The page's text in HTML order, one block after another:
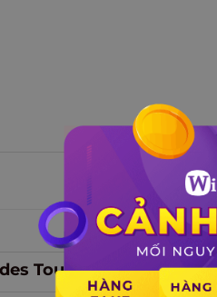
33 kg
Tourettes